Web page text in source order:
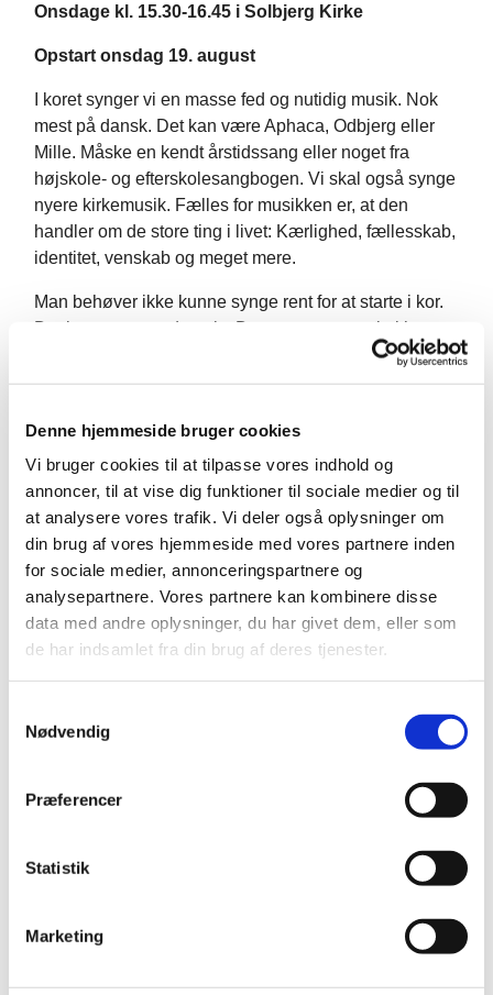
Denne hjemmeside bruger cookies
Vi bruger cookies til at tilpasse vores indhold og
annoncer, til at vise dig funktioner til sociale medier og til
at analysere vores trafik. Vi deler også oplysninger om
din brug af vores hjemmeside med vores partnere inden
for sociale medier, annonceringspartnere og
analysepartnere. Vores partnere kan kombinere disse
data med andre oplysninger, du har givet dem, eller som
de har indsamlet fra din brug af deres tjenester.
Nødvendig
Præferencer
Statistik
Marketing
Onsdage kl. 15.30-16.45 i Solbjerg Kirke
Opstart onsdag 19. august
I koret synger vi en masse fed og nutidig musik. Nok
mest på dansk. Det kan være Aphaca, Odbjerg eller
Mille. Måske en kendt årstidssang eller noget fra
højskole- og efterskolesangbogen. Vi skal også synge
nyere kirkemusik. Fælles for musikken er, at den
handler om de store ting i livet: Kærlighed, fællesskab,
identitet, venskab og meget mere.
Man behøver ikke kunne synge rent for at starte i kor.
Det lærer man undervejs. Det eneste, man skal have,
gratis at være med. Ved spørgsmål, så skriv til Morten
Tilmelding her
Korleder er Morten, som er organist i Solbjerg
Kirke.
Ud over at være organist så er Morten uddannet
pianist fra Rytmisk Musikkonservatorium og har
mange års erfaring som korleder og arrangør. Han
synger sammen.